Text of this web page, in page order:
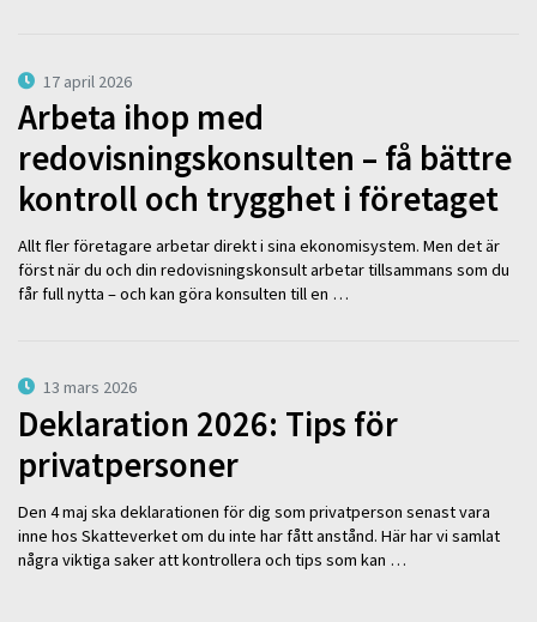
17 april 2026
Arbeta ihop med
redovisningskonsulten – få bättre
kontroll och trygghet i företaget
Allt fler företagare arbetar direkt i sina ekonomisystem. Men det är
först när du och din redovisningskonsult arbetar tillsammans som du
får full nytta – och kan göra konsulten till en …
13 mars 2026
Deklaration 2026: Tips för
privatpersoner
Den 4 maj ska deklarationen för dig som privatperson senast vara
inne hos Skatteverket om du inte har fått anstånd. Här har vi samlat
några viktiga saker att kontrollera och tips som kan …